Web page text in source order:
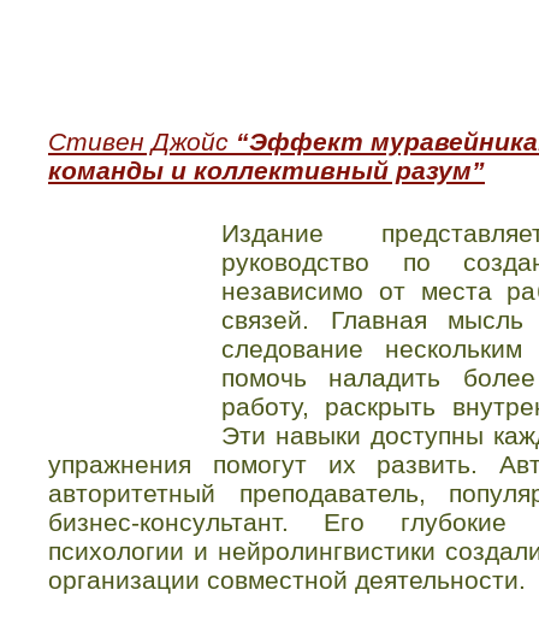
Стивен Джойс “Эффект
команды и коллективный разум”
Издание
руководство по
независимо от места
связей. Главная
следование
помочь наладить
работу, раскрыть
Эти навыки доступны
упражнения помогут их развить.
авторитетный преподаватель,
бизнес-консультант. Его
психологии и нейролингвистики
организации совместной деятельности.